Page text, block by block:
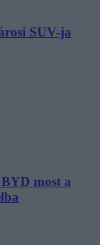
SUV-ja
BYD most a